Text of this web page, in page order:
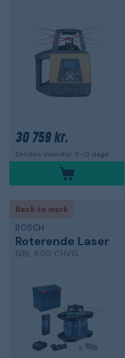
30 759 kr.
Sendes indenfor 8-12 dage
Back to work
BOSCH
Roterende Laser
GRL 650 CHVG